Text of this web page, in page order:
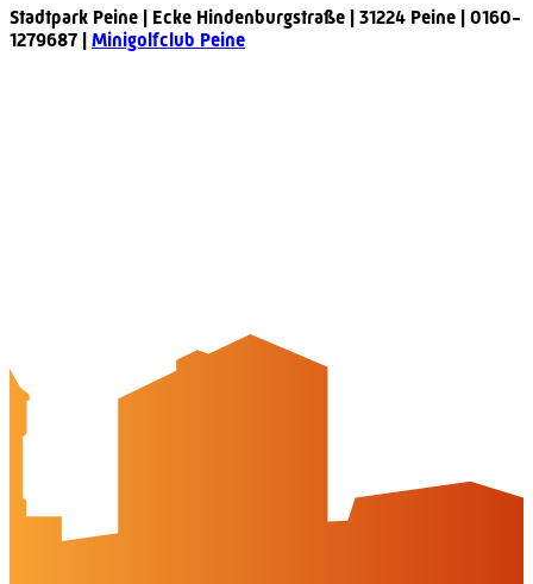
Stadtpark Peine | Ecke Hindenburgstraße | 31224 Peine | 0160-
1279687 | Minigolfclub Peine
Peine Marketing GmbH
Breite Str. 58
31224 Peine
welcome@peinemarketing.de